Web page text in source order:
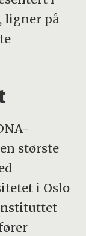
ligner på
største
i Oslo